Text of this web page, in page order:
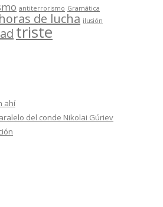
antiterrorismo Gramática
horas de lucha ilusión
triste
ahí
del conde Nikolai Gúriev